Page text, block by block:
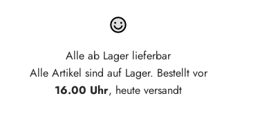
Alle ab Lager lieferbar
Alle Artikel sind auf Lager. Bestellt vor
16.00 Uhr, heute versandt